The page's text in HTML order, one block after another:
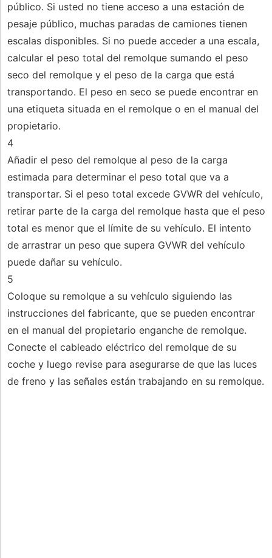
público. Si usted no tiene acceso a una estación de
pesaje público, muchas paradas de camiones tienen
escalas disponibles. Si no puede acceder a una escala,
calcular el peso total del remolque sumando el peso
seco del remolque y el peso de la carga que está
transportando. El peso en seco se puede encontrar en
una etiqueta situada en el remolque o en el manual del
propietario.
4
Añadir el peso del remolque al peso de la carga
estimada para determinar el peso total que va a
transportar. Si el peso total excede GVWR del vehículo,
retirar parte de la carga del remolque hasta que el peso
total es menor que el límite de su vehículo. El intento
de arrastrar un peso que supera GVWR del vehículo
puede dañar su vehículo.
5
Coloque su remolque a su vehículo siguiendo las
instrucciones del fabricante, que se pueden encontrar
en el manual del propietario enganche de remolque.
Conecte el cableado eléctrico del remolque de su
coche y luego revise para asegurarse de que las luces
de freno y las señales están trabajando en su remolque.